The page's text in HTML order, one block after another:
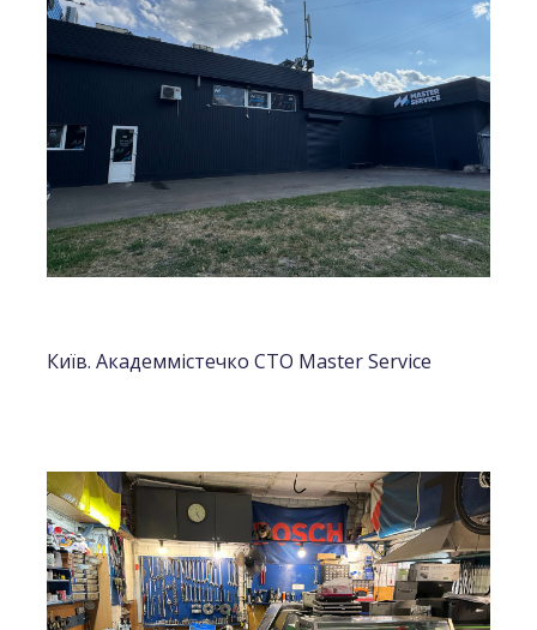
Київ. Академмістечко СТО Master Service